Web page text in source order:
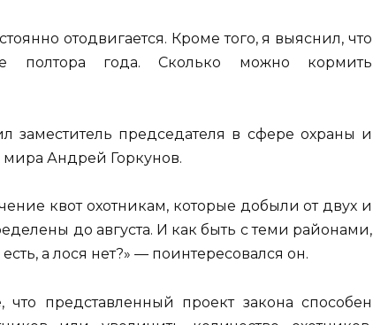
отодвигается. Кроме того, я выяснил, что
полтора года. Сколько можно кормить
заместитель председателя в сфере охраны и
мира Андрей Горкунов.
квот охотникам, которые добыли от двух и
до августа. И как быть с теми районами,
а лося нет?» — поинтересовался он.
представленный проект закона способен